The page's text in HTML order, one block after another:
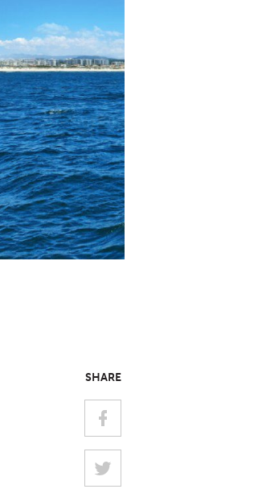
SHARE